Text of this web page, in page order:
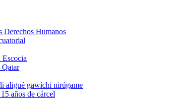
Humanos
Qatar
aligué gawíchi nirúgame
años de cárcel